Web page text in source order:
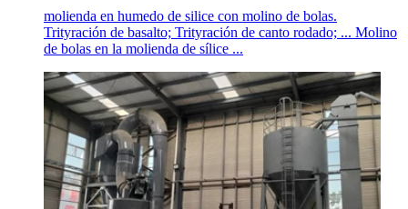
molienda en humedo de silice con molino de bolas.
Trityración de basalto; Trityración de canto rodado; ... Molino
de bolas en la molienda de sílice ...